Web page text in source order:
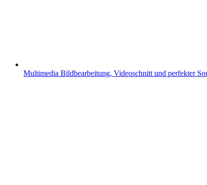
Multimedia Bildbearbeitung, Videoschnitt und perfekter